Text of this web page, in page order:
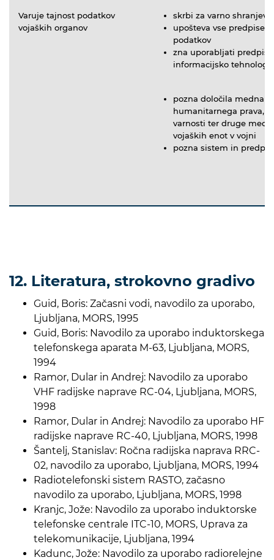
Varuje tajnost podatkov
vojaških organov
skrbi za varno
upošteva vse predpise
podatkov
zna uporabljati
informacijsko
pozna določila
humanitarnega prava,
varnosti ter druge
vojaških enot v vojni
pozna sistem in
12. Literatura, strokovno gradivo
Guid, Boris: Začasni vodi, navodilo za uporabo,
Ljubljana, MORS, 1995
Guid, Boris: Navodilo za uporabo induktorskega
telefonskega aparata M-63, Ljubljana, MORS,
1994
Ramor, Dular in Andrej: Navodilo za uporabo
VHF radijske naprave RC-04, Ljubljana, MORS,
1998
Ramor, Dular in Andrej: Navodilo za uporabo HF
radijske naprave RC-40, Ljubljana, MORS, 1998
Šantelj, Stanislav: Ročna radijska naprava RRC-
02, navodilo za uporabo, Ljubljana, MORS, 1994
Radiotelefonski sistem RASTO, začasno
navodilo za uporabo, Ljubljana, MORS, 1998
Kranjc, Jože: Navodilo za uporabo induktorske
telefonske centrale ITC-10, MORS, Uprava za
telekomunikacije, Ljubljana, 1994
Kadunc, Jože: Navodilo za uporabo radiorelejne